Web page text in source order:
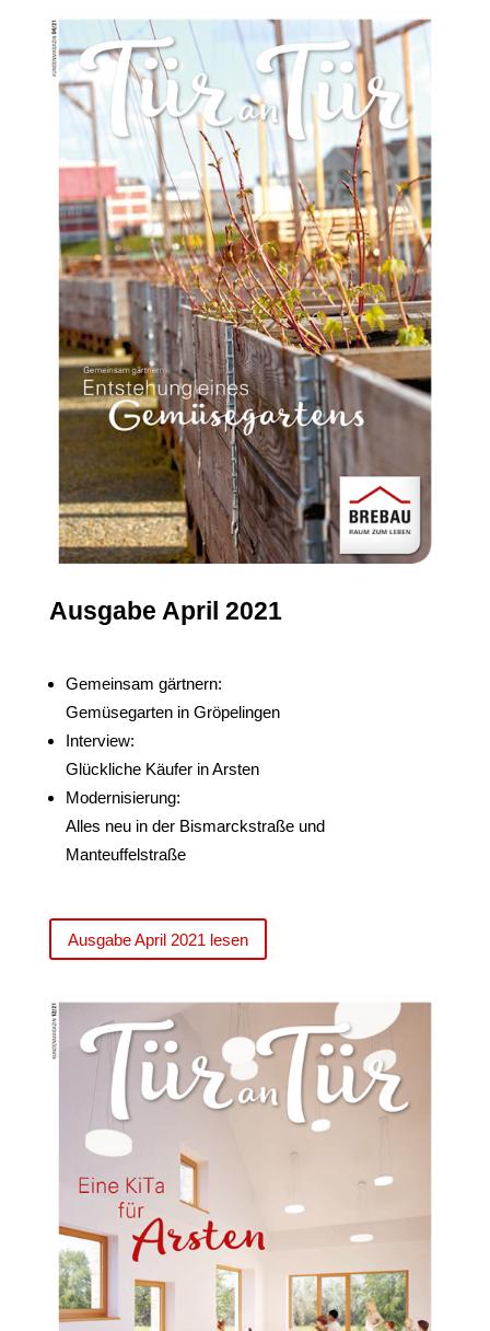
Ausgabe April 2021
Gemeinsam gärtnern:
Gemüsegarten in Gröpelingen
Interview:
Glückliche Käufer in Arsten
Modernisierung:
Alles neu in der Bismarckstraße und
Manteuffelstraße
Ausgabe April 2021 lesen